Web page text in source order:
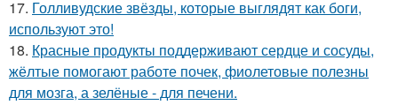
17. Голливудские звёзды, которые выглядят как боги,
используют это!
18. Красные продукты поддерживают сердце и сосуды,
жёлтые помогают работе почек, фиолетовые полезны
для мозга, а зелёные - для печени.